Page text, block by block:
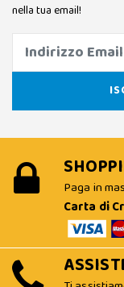
nella tua email!
Paga in
Carta di